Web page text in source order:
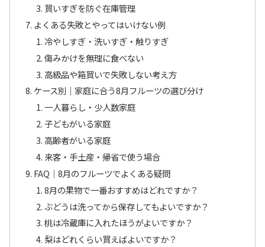
買いすぎを防ぐ在庫管理
よくある失敗とやってはいけない例
冷やしすぎ・洗いすぎ・触りすぎ
傷みかけを無理に食べない
高級品や箱買いで失敗しない考え方
ケース別｜家庭に合う8月フルーツの選び分け
一人暮らし・少人数家庭
子どもがいる家庭
高齢者がいる家庭
来客・手土産・帰省で使う場合
FAQ｜8月のフルーツでよくある疑問
8月の果物で一番おすすめはどれですか？
ぶどうは洗ってから保存してもよいですか？
桃は冷蔵庫に入れたほうがよいですか？
梨はどれくらい買えばよいですか？